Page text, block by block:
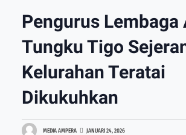
Pengurus Lembaga
Tungku Tigo
Kelurahan Teratai
Dikukuhkan
MEDIA AMPERA JANUARI 24, 2026